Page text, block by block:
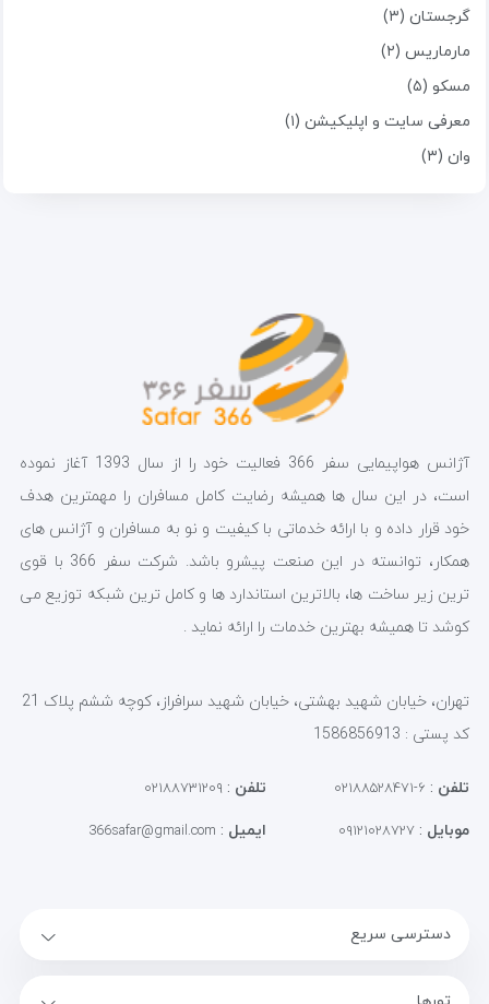
گرجستان (۳)
مارماریس (۲)
مسکو (۵)
معرفی سایت و اپلیکیشن (۱)
وان (۳)
آژانس هواپیمایی سفر 366 فعالیت خود را از سال 1393 آغاز نموده
است، در این سال ها همیشه رضایت کامل مسافران را مهمترین هدف
خود قرار داده و با ارائه خدماتی با کیفیت و نو به مسافران و آژانس های
همکار، توانسته در این صنعت پیشرو باشد. شرکت سفر 366 با قوی
ترین زیر ساخت ها، بالاترین استاندارد ها و کامل ترین شبکه توزیع می
کوشد تا همیشه بهترین خدمات را ارائه نماید .
تهران، خیابان شهید بهشتی، خیابان شهید سرافراز، کوچه ششم پلاک 21
کد پستی : 1586856913
تلفن : ۶-۰۲۱۸۸۵۲۸۴۷۱ تلفن : ۰۲۱۸۸۷۳۱۲۰۹
موبایل : ۰۹۱۲۱۰۲۸۷۲۷ ایمیل :
366safar@gmail.com
دسترسی سریع